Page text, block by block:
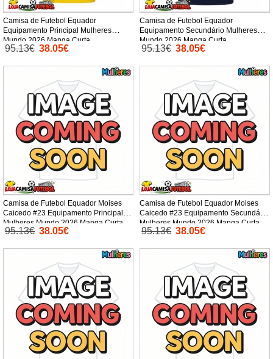
Camisa de Futebol Equador
Equipamento Principal Mulheres
Mundo 2026 Manga Curta
95.13€ 38.05€
Camisa de Futebol Equador
Equipamento Secundário Mulheres
Mundo 2026 Manga Curta
95.13€ 38.05€
Camisa de Futebol Equador Moises
Caicedo #23 Equipamento Principal
Mulheres Mundo 2026 Manga Curta
95.13€ 38.05€
Camisa de Futebol Equador Moises
Caicedo #23 Equipamento Secundário
Mulheres Mundo 2026 Manga Curta
95.13€ 38.05€